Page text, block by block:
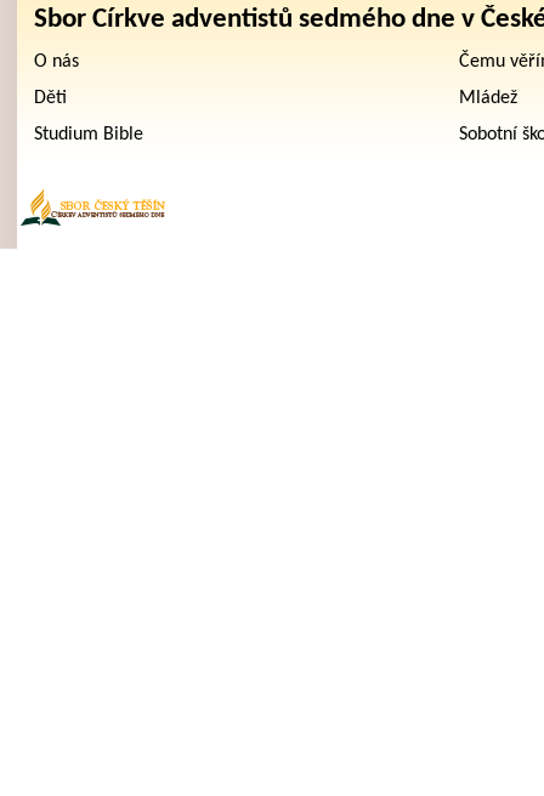
Sbor Církve adventistů sedmého dne v
O nás
Čemu
Děti
Mládež
Studium Bible
Sobotní